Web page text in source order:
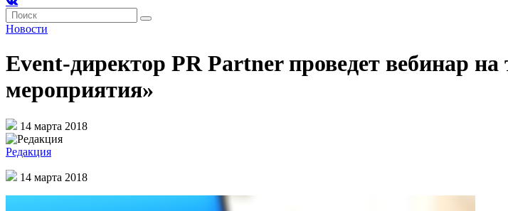
Новости
Event-директор PR Partner проведет вебинар
мероприятия»
14 марта 2018
Редакция
14 марта 2018